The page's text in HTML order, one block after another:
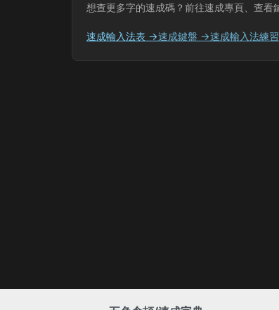
想查更多字的速成碼？前往速成專頁、查看
速成輸入法表 →速成鍵盤 →速成輸入法練